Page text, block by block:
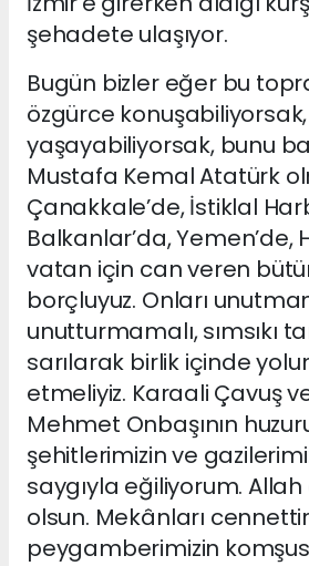
şehadete ulaşıyor.
Bugün bizler eğer bu
özgürce konuşabiliyorsak,
yaşayabiliyorsak, bunu
Mustafa Kemal Atatürk
Çanakkale’de, İstiklal
Balkanlar’da, Yemen’de,
vatan için can veren
borçluyuz. Onları
unutturmamalı, sımsıkı
sarılarak birlik içinde
etmeliyiz. Karaali Çavuş
Mehmet Onbaşının
şehitlerimizin ve
saygıyla eğiliyorum.
olsun. Mekânları
peygamberimizin